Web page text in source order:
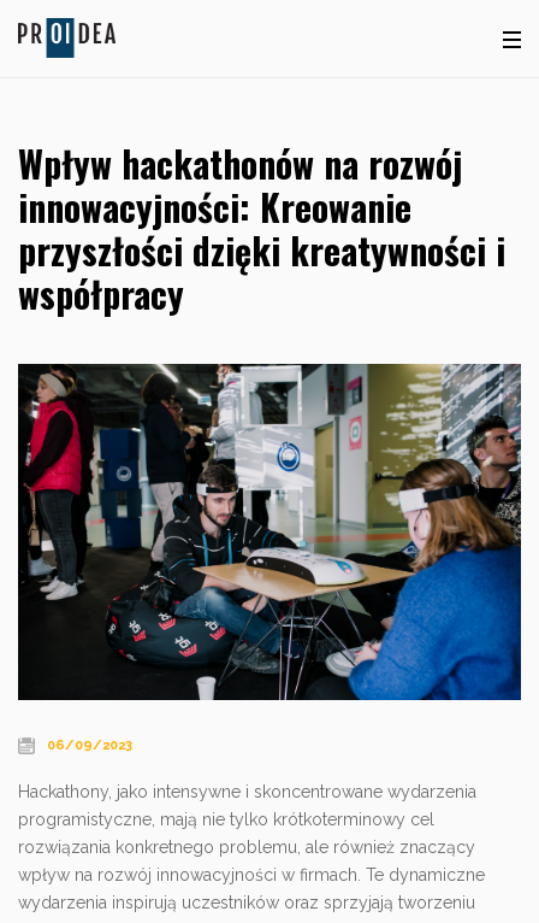
Wpływ hackathonów na rozwój
innowacyjności: Kreowanie
przyszłości dzięki kreatywności i
współpracy
06/09/2023
Hackathony, jako intensywne i skoncentrowane wydarzenia
programistyczne, mają nie tylko krótkoterminowy cel
rozwiązania konkretnego problemu, ale również znaczący
wpływ na rozwój innowacyjności w firmach. Te dynamiczne
wydarzenia inspirują uczestników oraz sprzyjają tworzeniu